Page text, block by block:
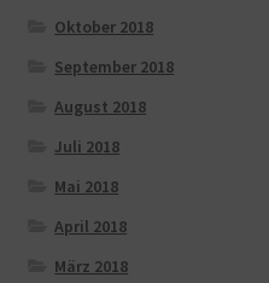
Oktober 2018
September 2018
August 2018
Juli 2018
Mai 2018
April 2018
März 2018